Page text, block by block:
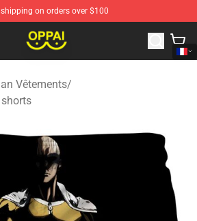
shipping on orders over $100
Oppai Merchandise Shop
Vêtements/